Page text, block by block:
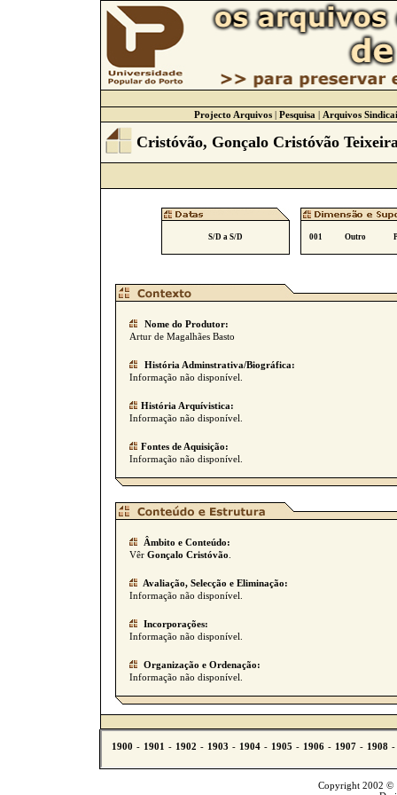
Projecto Arquivos| Pesquisa | Arquivos
Cristóvão, Gonçalo Cristóvão
S/D a S/D 001 Outro
Nome do Produtor:
Artur de Magalhães Basto
História Adminstrativa/Biográfica:
Informação não disponível.
História Arquívistica:
Informação não disponível.
Fontes de Aquisição:
Informação não disponível.
Âmbito e Conteúdo:
Vêr Gonçalo Cristóvão
Avaliação, Selecção e Eliminação:
Informação não disponível.
Incorporações:
Informação não disponível.
Organização e Ordenação:
Informação não disponível.
Copyright 2002 ©